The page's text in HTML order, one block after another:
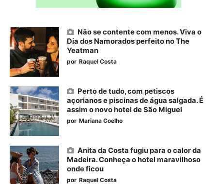
Não se contente com menos. Viva o
Dia dos Namorados perfeito no The
Yeatman
por Raquel Costa
Perto de tudo, com petiscos
açorianos e piscinas de água salgada. É
assim o novo hotel de São Miguel
por Mariana Coelho
Anita da Costa fugiu para o calor da
Madeira. Conheça o hotel maravilhoso
onde ficou
por Raquel Costa